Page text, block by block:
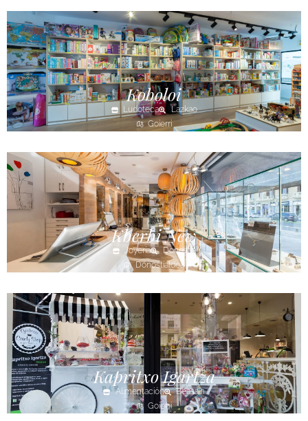
Koboloi
Ludoteca
Lazkao
Goierri
Kberbi New
Joyería
Donostia
Donostialdea
Kapritxo Igartza
Alimentación
Beasain
Goierri